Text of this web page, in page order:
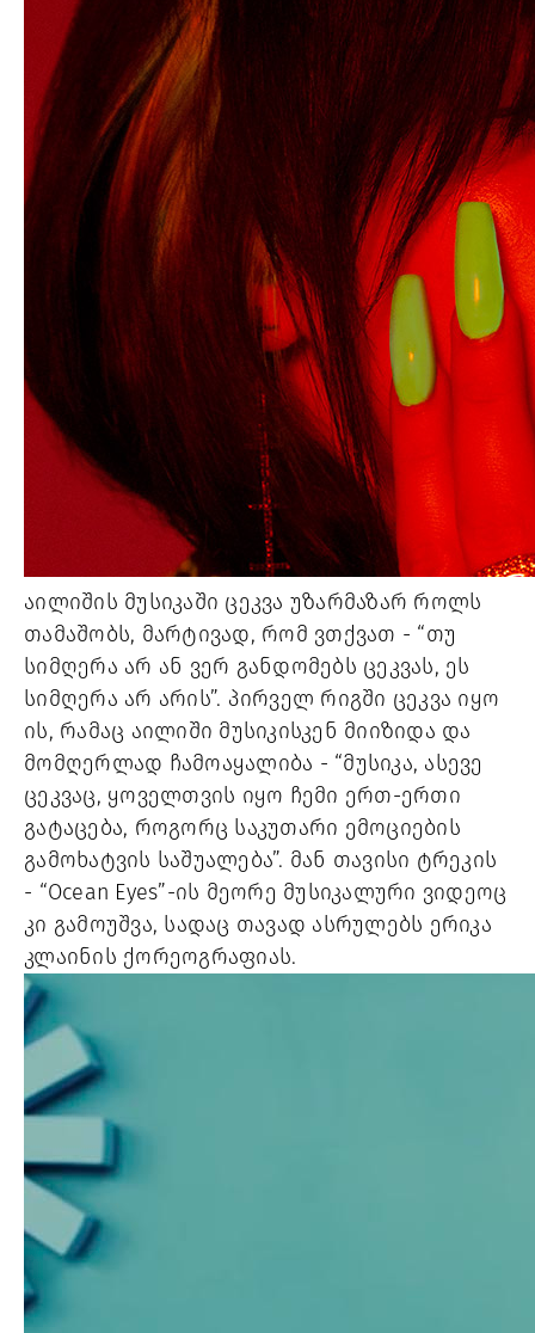
აილიშის მუსიკაში ცეკვა უზარმაზარ როლს
თამაშობს, მარტივად, რომ ვთქვათ - “თუ
სიმღერა არ ან ვერ განდომებს ცეკვას, ეს
სიმღერა არ არის”. პირველ რიგში ცეკვა იყო
ის, რამაც აილიში მუსიკისკენ მიიზიდა და
მომღერლად ჩამოაყალიბა - “მუსიკა, ასევე
ცეკვაც, ყოველთვის იყო ჩემი ერთ-ერთი
გატაცება, როგორც საკუთარი ემოციების
გამოხატვის საშუალება”. მან თავისი ტრეკის
- “Ocean Eyes”-ის მეორე მუსიკალური ვიდეოც
კი გამოუშვა, სადაც თავად ასრულებს ერიკა
კლაინის ქორეოგრაფიას.